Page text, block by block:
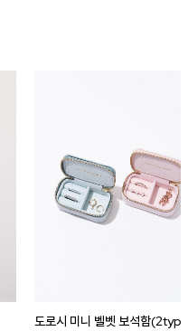
도로시 미니 벨벳 보석함(2type)